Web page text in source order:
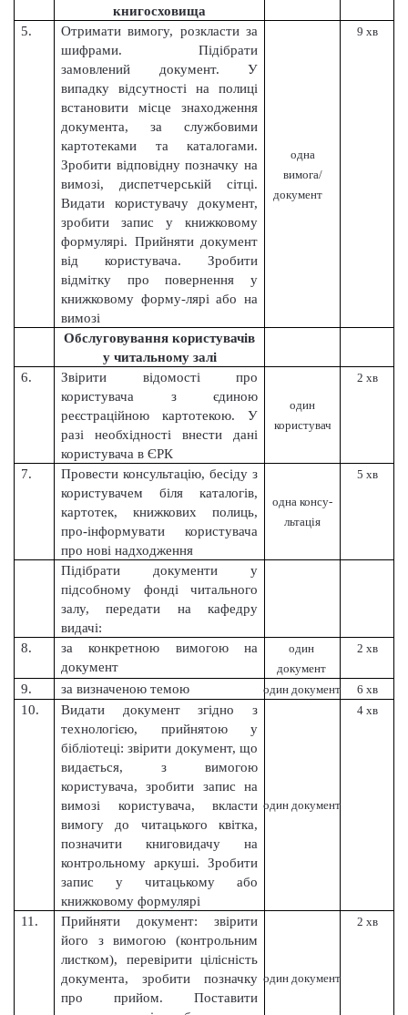
книгосховища
5.
Отримати вимогу, розкласти за
шифрами. Підібрати
замовлений документ. У
випадку відсутності на полиці
встановити місце знаходження
документа, за службовими
картотеками та каталогами.
Зробити відповідну позначку на
вимозі, диспетчерській сітці.
Видати користувачу документ,
зробити запис у книжковому
формулярі. Прийняти документ
від користувача. Зробити
відмітку про повернення у
книжковому форму-лярі або на
вимозі
одна
вимога/
документ
9 хв
Обслуговування користувачів
у читальному залі
6.
Звірити відомості про
користувача з єдиною
реєстраційною картотекою. У
разі необхідності внести дані
користувача в ЄРК
один
користувач
2 хв
7.
Провести консультацію, бесіду з
користувачем біля каталогів,
картотек, книжкових полиць,
про-інформувати користувача
про нові надходження
одна консу-
льтація
5 хв
Підібрати документи у
підсобному фонді читального
залу, передати на кафедру
видачі:
8.
за конкретною вимогою на
документ
один
документ
2 хв
9. за визначеною темою один документ 6 хв
10.
Видати документ згідно з
технологією, прийнятою у
бібліотеці: звірити документ, що
видається, з вимогою
користувача, зробити запис на
вимозі користувача, вкласти
вимогу до читацького квітка,
позначити книговидачу на
контрольному аркуші. Зробити
запис у читацькому або
книжковому формулярі
один документ
4 хв
11.
Прийняти документ: звірити
його з вимогою (контрольним
листком), перевірити цілісність
документа, зробити позначку
про прийом. Поставити
один документ
2 хв